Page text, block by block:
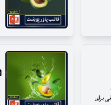
برای